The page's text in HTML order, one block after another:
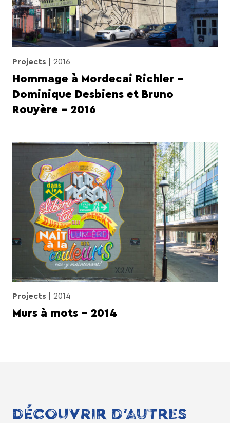
Projects 2016
Hommage à Mordecai Richler –
Dominique Desbiens et Bruno
Rouyère – 2016
Projects 2014
Murs à mots – 2014
DÉCOUVRIR D'AUTRES